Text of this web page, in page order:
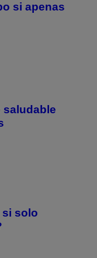
si apenas
saludable
si solo